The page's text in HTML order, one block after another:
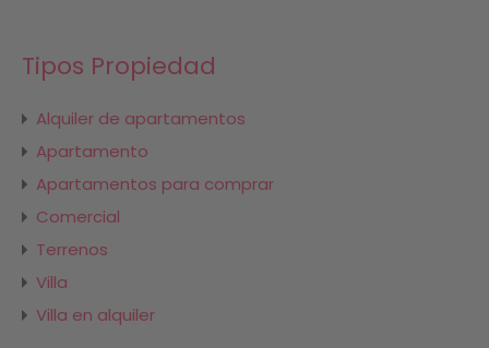
Tipos Propiedad
Alquiler de apartamentos
Apartamento
Apartamentos para comprar
Comercial
Terrenos
Villa
Villa en alquiler